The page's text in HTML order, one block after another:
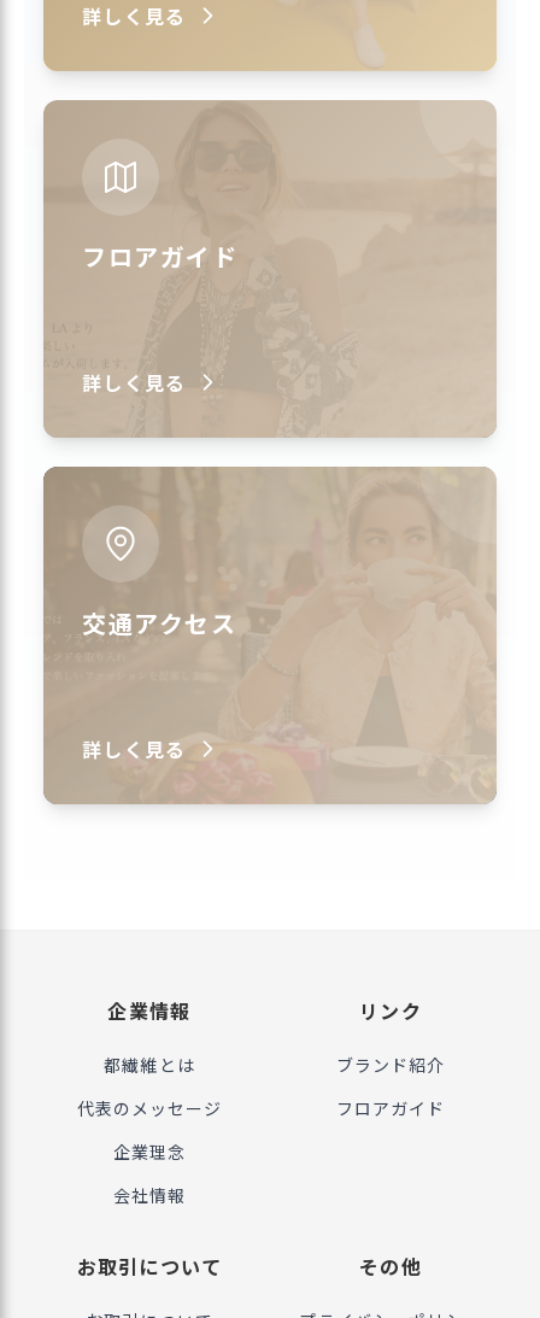
詳しく見る
フロアガイド
詳しく見る
交通アクセス
詳しく見る
企業情報
都繊維とは
代表のメッセージ
企業理念
会社情報
リンク
ブランド紹介
フロアガイド
お取引について その他